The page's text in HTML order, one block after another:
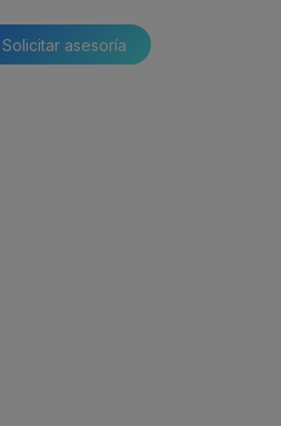
Solicitar asesoría​​